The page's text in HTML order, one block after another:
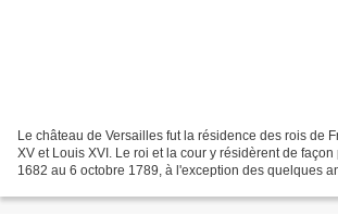
Le château de Versailles fut la résidence des rois de
XV et Louis XVI. Le roi et la cour y résidèrent de
1682 au 6 octobre 1789, à l'exception des quelques